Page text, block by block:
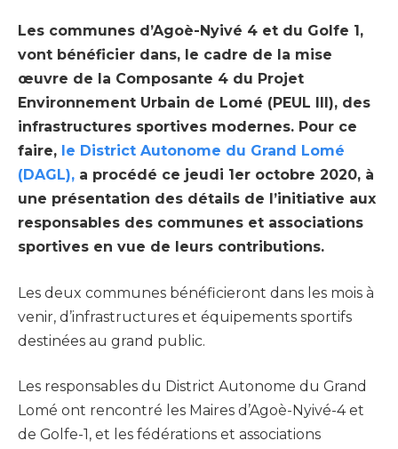
Les communes d’Agoè-Nyivé 4 et du Golfe 1,
vont bénéficier dans, le cadre de la mise
œuvre de la Composante 4 du Projet
Environnement Urbain de Lomé (PEUL III), des
infrastructures sportives modernes. Pour ce
faire, le District Autonome du Grand Lomé
(DAGL), a procédé ce jeudi 1er octobre 2020, à
une présentation des détails de l’initiative aux
responsables des communes et associations
sportives en vue de leurs contributions.
Les deux communes bénéficieront dans les mois à
venir, d’infrastructures et équipements sportifs
destinées au grand public.
Les responsables du District Autonome du Grand
Lomé ont rencontré les Maires d’Agoè-Nyivé-4 et
de Golfe-1, et les fédérations et associations